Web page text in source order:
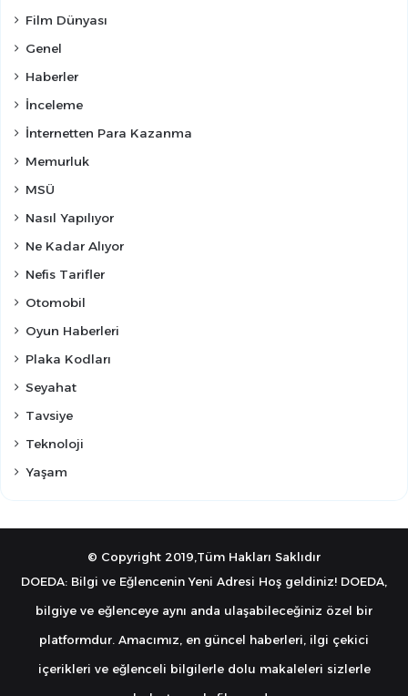
Film Dünyası
Genel
Haberler
İnceleme
İnternetten Para Kazanma
Memurluk
MSÜ
Nasıl Yapılıyor
Ne Kadar Alıyor
Nefis Tarifler
Otomobil
Oyun Haberleri
Plaka Kodları
Seyahat
Tavsiye
Teknoloji
Yaşam
© Copyright 2019,Tüm Hakları Saklıdır
DOEDA: Bilgi ve Eğlencenin Yeni Adresi Hoş geldiniz! DOEDA,
bilgiye ve eğlenceye aynı anda ulaşabileceğiniz özel bir
platformdur. Amacımız, en güncel haberleri, ilgi çekici
içerikleri ve eğlenceli bilgilerle dolu makaleleri sizlerle